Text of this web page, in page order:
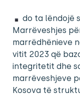
do ta lëndojë
Marrëveshjes
marrëdhënieve
vitit 2023 që
integritetit dhe
marrëveshjeve
Kosova të